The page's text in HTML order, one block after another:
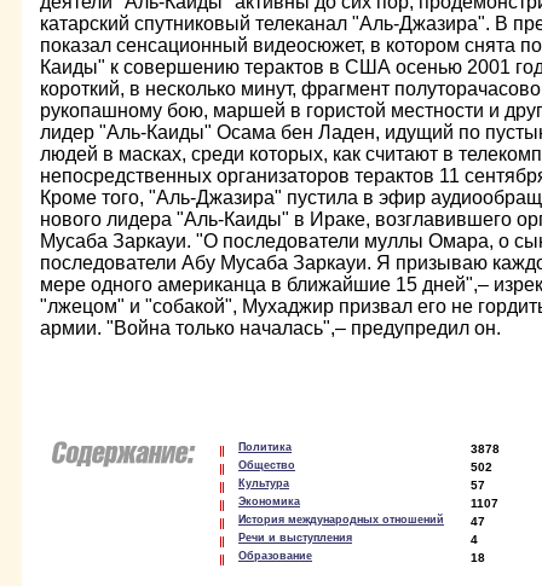
катарский спутниковый телеканал "Аль-Джазира". В
показал сенсационный видеосюжет, в котором снята
Каиды" к совершению терактов в США осенью 2001
короткий, в несколько минут, фрагмент
рукопашному бою, маршей в гористой местности и
лидер "Аль-Каиды" Осама бен Ладен, идущий по
людей в масках, среди которых, как считают в
непосредственных организаторов терактов 11
Кроме того, "Аль-Джазира" пустила в эфир
нового лидера "Аль-Каиды" в Ираке, возглавившего
Мусаба Заркауи. "О последователи муллы Омара, о
последователи Абу Мусаба Заркауи. Я призываю
мере одного американца в ближайшие 15 дней",–
"лжецом" и "собакой", Мухаджир призвал его не
армии. "Война только началась",– предупредил он.
Политика 3878
Общество 502
Культура 57
Экономика 1107
История международных отношений 47
Речи и выступления 4
Образование 18